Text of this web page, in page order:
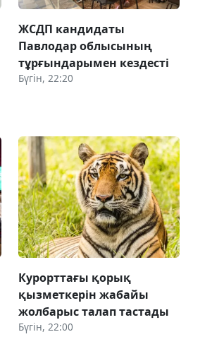
ЖСДП кандидаты
Павлодар облысының
тұрғындарымен кездесті
Бүгін, 22:20
Курорттағы қорық
қызметкерін жабайы
жолбарыс талап тастады
Бүгін, 22:00